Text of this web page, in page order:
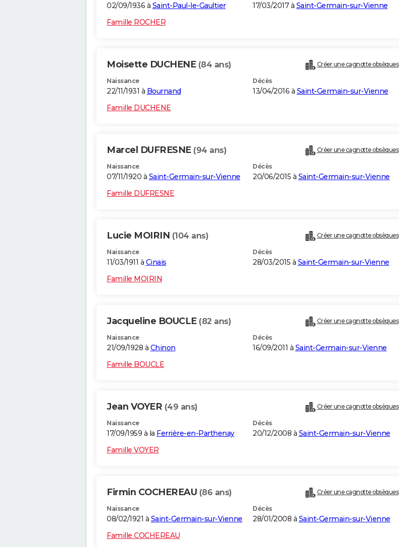
02/09/1936 à Saint-Paul-le-Gaultier 17/03/2017 à Saint-Germain-sur-Vienne
Famille ROCHER
Moisette DUCHENE (84 ans) Créer une cagnotte obsèques
Naissance
22/11/1931 à Bournand
Décès
13/04/2016 à Saint-Germain-sur-Vienne
Famille DUCHENE
Marcel DUFRESNE (94 ans) Créer une cagnotte obsèques
Naissance
07/11/1920 à Saint-Germain-sur-Vienne
Décès
20/06/2015 à Saint-Germain-sur-Vienne
Famille DUFRESNE
Lucie MOIRIN (104 ans) Créer une cagnotte obsèques
Naissance
11/03/1911 à Cinais
Décès
28/03/2015 à Saint-Germain-sur-Vienne
Famille MOIRIN
Jacqueline BOUCLE (82 ans) Créer une cagnotte obsèques
Naissance
21/09/1928 à Chinon
Décès
16/09/2011 à Saint-Germain-sur-Vienne
Famille BOUCLE
Jean VOYER (49 ans) Créer une cagnotte obsèques
Naissance
17/09/1959 à la Ferrière-en-Parthenay
Décès
20/12/2008 à Saint-Germain-sur-Vienne
Famille VOYER
Firmin COCHEREAU (86 ans) Créer une cagnotte obsèques
Naissance
08/02/1921 à Saint-Germain-sur-Vienne
Décès
28/01/2008 à Saint-Germain-sur-Vienne
Famille COCHEREAU